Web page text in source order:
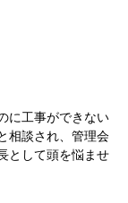
に工事ができない
相談され、管理会
として頭を悩ませ